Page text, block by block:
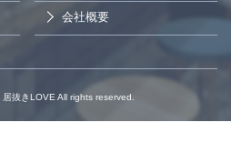
会社概要
抜きLOVE All rights reserved.